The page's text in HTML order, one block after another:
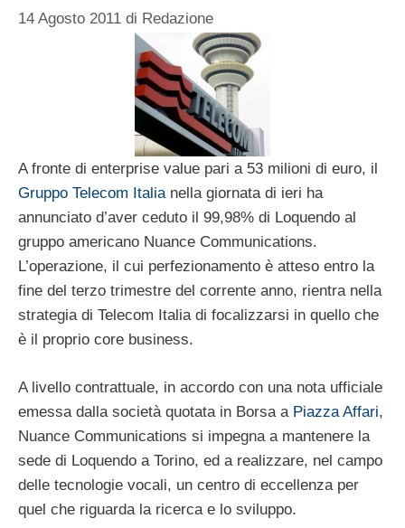
14 Agosto 2011 di Redazione
A fronte di enterprise value pari a 53 milioni di euro, il
Gruppo Telecom Italianella giornata di ieri ha
annunciato d’aver ceduto il 99,98% di Loquendo al
gruppo americano Nuance Communications.
L’operazione, il cui perfezionamento è atteso entro la
fine del terzo trimestre del corrente anno, rientra nella
strategia di Telecom Italia di focalizzarsi in quello che
è il proprio core business.
A livello contrattuale, in accordo con una nota ufficiale
emessa dalla società quotata in Borsa a Piazza Affari,
Nuance Communications si impegna a mantenere la
sede di Loquendo a Torino, ed a realizzare, nel campo
delle tecnologie vocali, un centro di eccellenza per
quel che riguarda la ricerca e lo sviluppo.